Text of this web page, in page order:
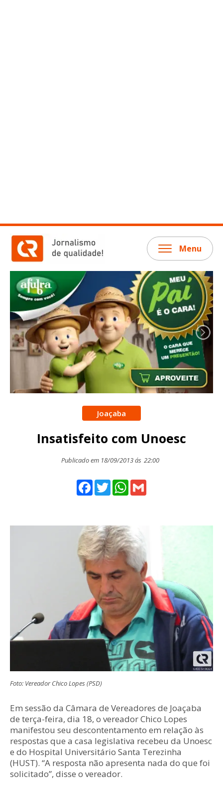
Menu
Joaçaba
Insatisfeito com Unoesc
Publicado em 18/09/2013 ás 22:00
Facebook
TwitterWhatsApp
Foto: Vereador Chico Lopes (PSD)
Em sessão da Câmara de Vereadores de Joaçaba
de terça-feira, dia 18, o vereador Chico Lopes
manifestou seu descontentamento em relação às
respostas que a casa legislativa recebeu da Unoesc
e do Hospital Universitário Santa Terezinha
(HUST). “A resposta não apresenta nada do que foi
solicitado”, disse o vereador.